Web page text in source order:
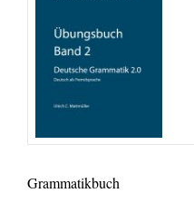
Grammatikbuch